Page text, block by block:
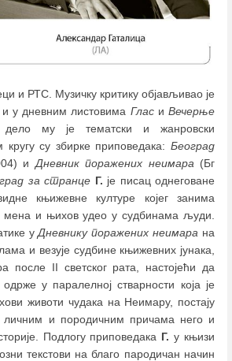
и РТС. Музичку критику објављивао је
у дневним листовима ГласиВечерње
му је тематски и жанровски
су збирке приповедака: Београд
иДневник поражених неимара(Бг
за странце Г. је писац однеговане
књижевне културе којег занима
мена и њихов удео у судбинама људи.
уДневнику поражених неимара на
и везује судбине књижевних јунака,
после II светског рата, настојећи да
у паралелној стварности која је
животи чудака на Неимару, постају
личним и породичним причама него и
Подлогу приповедака Г. у књизи
текстови на благо пародичан начин